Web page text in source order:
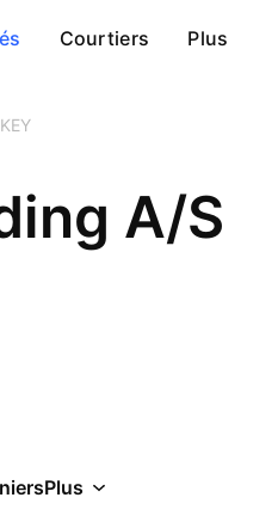
Courtiers Plus
A/S
Plus